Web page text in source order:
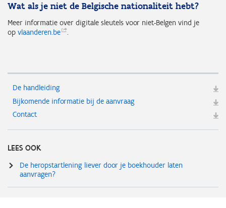
Wat als je niet de Belgische nationaliteit hebt?
Meer informatie over digitale sleutels voor niet-Belgen vind je
op vlaanderen.be .
De handleiding
Bijkomende informatie bij de aanvraag
Contact
LEES OOK
De heropstartlening liever door je boekhouder laten
aanvragen?